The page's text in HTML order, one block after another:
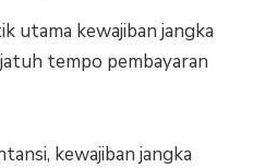
utama kewajiban jangka
tempo pembayaran
kewajiban jangka